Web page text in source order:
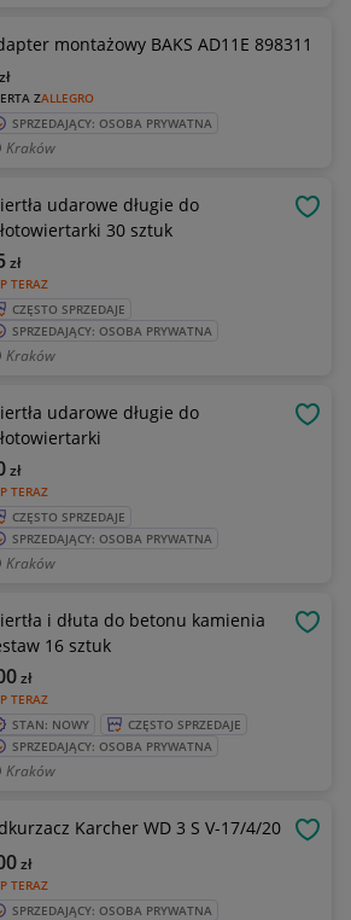
montażowy BAKS AD11E 898311
ZALLEGRO
zł
SPRZEDAJĄCY: OSOBA PRYWATNA
Kraków
udarowe długie do
30 sztuk
TERAZ
zł
CZĘSTO SPRZEDAJE
SPRZEDAJĄCY: OSOBA PRYWATNA
Kraków
udarowe długie do
TERAZ
zł
CZĘSTO SPRZEDAJE
SPRZEDAJĄCY: OSOBA PRYWATNA
Kraków
i dłuta do betonu kamienia
16 sztuk
TERAZ
zł
STAN: NOWY
CZĘSTO SPRZEDAJE
SPRZEDAJĄCY: OSOBA PRYWATNA
Kraków
Karcher WD 3 S V-17/4/20
TERAZ
zł
SPRZEDAJĄCY: OSOBA PRYWATNA